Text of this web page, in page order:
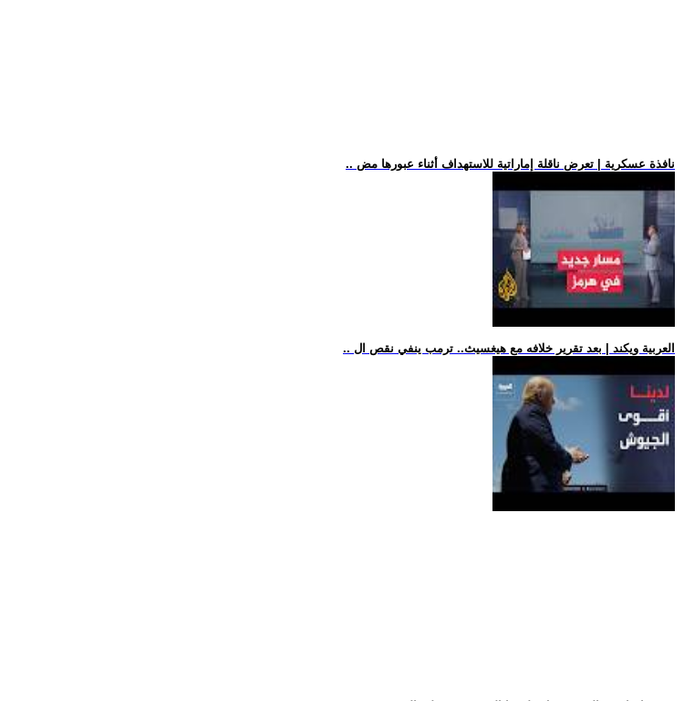
.. نافذة عسكرية | تعرض ناقلة إماراتية للاستهداف أثناء عبورها مض
.. العربية ويكند | بعد تقرير خلافه مع هيغسيث.. ترمب ينفي نقص ال